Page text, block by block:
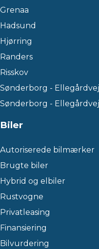
Grenaa
Hadsund
Hjørring
Randers
Risskov
Sønderborg -
Sønderborg -
Biler
Autoriserede bilmærker
Brugte biler
Hybrid og elbiler
Rustvogne
Privatleasing
Finansiering
Bilvurdering